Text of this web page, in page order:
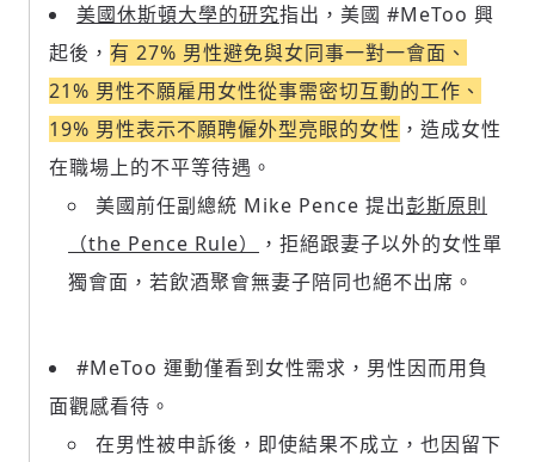
美國休斯頓大學的研究指出，美國 #MeToo 興
起後， 有 27% 男性避免與女同事一對一會面、
21% 男性不願雇用女性從事需密切互動的工作、
19% 男性表示不願聘僱外型亮眼的女性 ，造成女性
在職場上的不平等待遇。
美國前任副總統 Mike Pence 提出彭斯原則
（the Pence Rule）
，拒絕跟妻子以外的女性單
獨會面，若飲酒聚會無妻子陪同也絕不出席。
#MeToo 運動僅看到女性需求，男性因而用負
面觀感看待。
在男性被申訴後，即使結果不成立，也因留下